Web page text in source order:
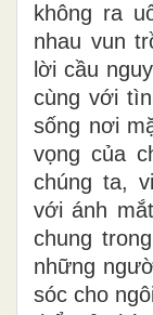
không ra
nhau vun
lời cầu
cùng với
sống nơi
vọng của
chúng ta,
với ánh
chung
những
sóc cho